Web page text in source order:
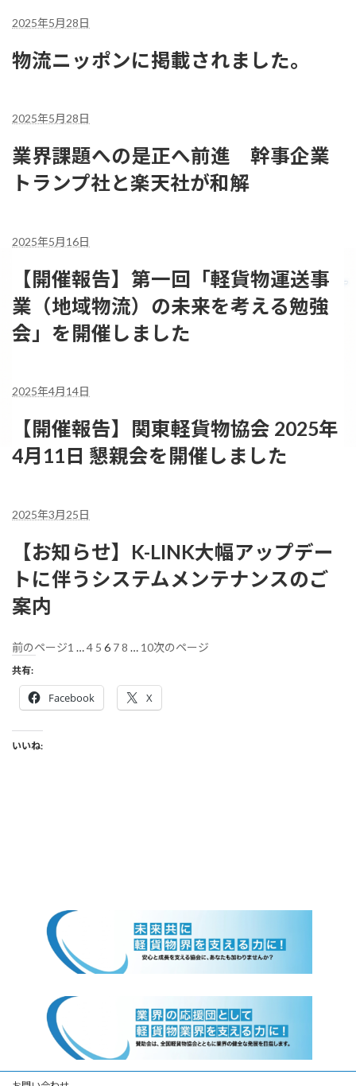
2025年5月28日
物流ニッポンに掲載されました。
2025年5月28日
業界課題への是正へ前進 幹事企業
トランプ社と楽天社が和解
2025年5月16日
【開催報告】第一回「軽貨物運送事
業（地域物流）の未来を考える勉強
会」を開催しました
2025年4月14日
【開催報告】関東軽貨物協会 2025年
4月11日 懇親会を開催しました
2025年3月25日
【お知らせ】K-LINK大幅アップデー
トに伴うシステムメンテナンスのご
案内
前のページ1 …4 5 6 78 … 10次のページ
共有:
Facebook X
いいね: